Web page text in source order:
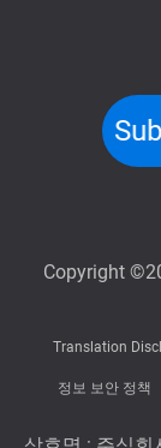
Copyright
Translation
정보 보안 정책